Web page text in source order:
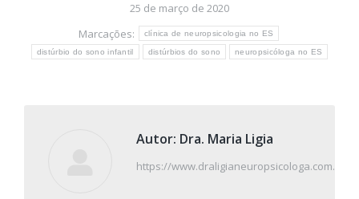
25 de março de 2020
Marcações:
clínica de neuropsicologia no ES
distúrbio do sono infantil distúrbios do sono neuropsicóloga no ES
Autor: Dra. Maria Ligia
https://www.draligianeuropsicologa.com.br/